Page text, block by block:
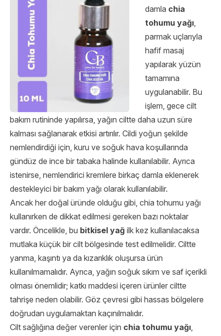
damla chia
tohumu yağı,
parmak uçlarıyla
hafif masaj
yapılarak yüzün
tamamına
uygulanabilir. Bu
işlem, gece cilt
bakım rutininde yapılırsa, yağın ciltte daha uzun süre
kalması sağlanarak etkisi artırılır. Cildi yoğun şekilde
nemlendirdiği için, kuru ve soğuk hava koşullarında
gündüz de ince bir tabaka halinde kullanılabilir. Ayrıca
istenirse, nemlendirici kremlere birkaç damla eklenerek
destekleyici bir bakım yağı olarak kullanılabilir.
Ancak her doğal üründe olduğu gibi, chia tohumu yağı
kullanırken de dikkat edilmesi gereken bazı noktalar
vardır. Öncelikle, bu bitkisel yağ ilk kez kullanılacaksa
mutlaka küçük bir cilt bölgesinde test edilmelidir. Ciltte
yanma, kaşıntı ya da kızarıklık oluşursa ürün
kullanılmamalıdır. Ayrıca, yağın soğuk sıkım ve saf içerikli
olması önemlidir; katkı maddesi içeren ürünler ciltte
tahrişe neden olabilir. Göz çevresi gibi hassas bölgelere
doğrudan uygulamaktan kaçınılmalıdır.
Cilt sağlığına değer verenler için chia tohumu yağı,